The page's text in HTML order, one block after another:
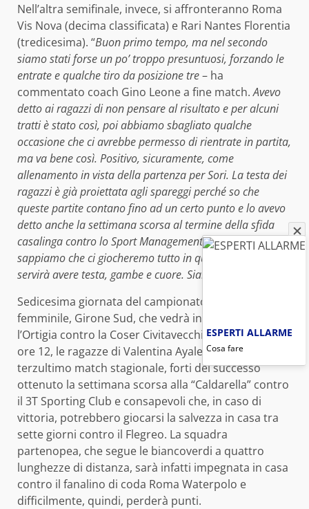
Nell’altra semifinale, invece, si affronteranno Roma
Vis Nova (decima classificata) e Rari Nantes Florentia
(tredicesima). “Buon primo tempo, ma nel secondo
siamo stati forse un po’ troppo presuntuosi, forzando le
entrate e qualche tiro da posizione tre– ha
commentato coach Gino Leone a fine match.Avevo
detto ai ragazzi di non pensare al risultato e per alcuni
tratti è stato così, poi abbiamo sbagliato qualche
occasione che ci avrebbe permesso di rientrate in partita,
ma va bene così. Positivo, sicuramente, come
allenamento in vista della partenza per Sori. La testa dei
ragazzi è già proiettata agli spareggi perché so che
queste partite contano fino ad un certo punto e lo avevo
detto anche la settimana scorsa al termine della sfida
casalinga contro lo Sport Management. Adesso
sappiamo che ci giocheremo tutto in quattro tempi e
servirà avere testa, gambe e cuore. Siamo pronti
Sedicesima giornata del campionato di A2
femminile, Girone Sud, che vedrà invece impegnata
l’Ortigia contro la Coser Civitavecchia. Domani, alle
ore 12, le ragazze di Valentina Ayale giocheranno il
terzultimo match stagionale, forti del successo
ottenuto la settimana scorsa alla “Caldarella” contro
il 3T Sporting Club e consapevoli che, in caso di
vittoria, potrebbero giocarsi la salvezza in casa tra
sette giorni contro il Flegreo. La squadra
partenopea, che segue le biancoverdi a quattro
lunghezze di distanza, sarà infatti impegnata in casa
contro il fanalino di coda Roma Waterpolo e
difficilmente, quindi, perderà punti.
ESPERTI ALLARME
Cosa fare